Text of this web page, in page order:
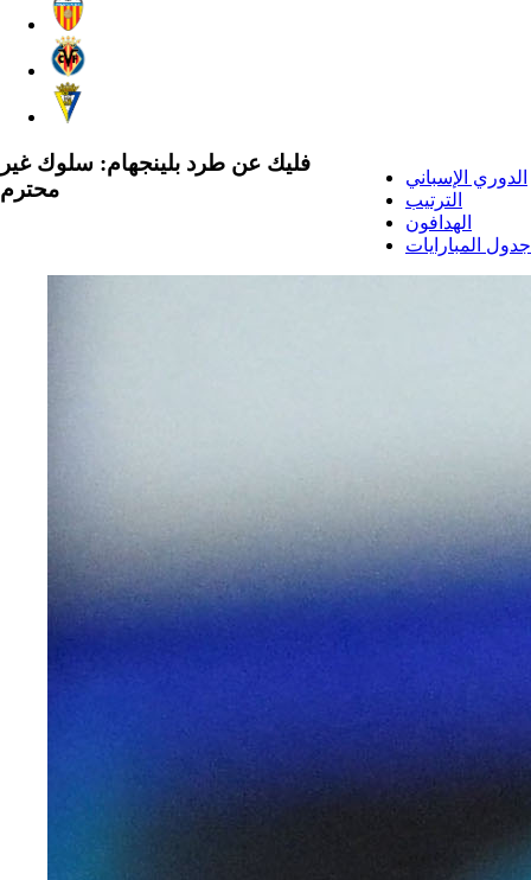
الدوري الإسباني
الترتيب
الهدافون
جدول المبارايات
فليك عن طرد بلينجهام: سلوك غير
محترم